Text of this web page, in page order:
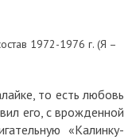
1972-1976 г. (Я –
то есть любовь
его, с врожденной
«Калинку-